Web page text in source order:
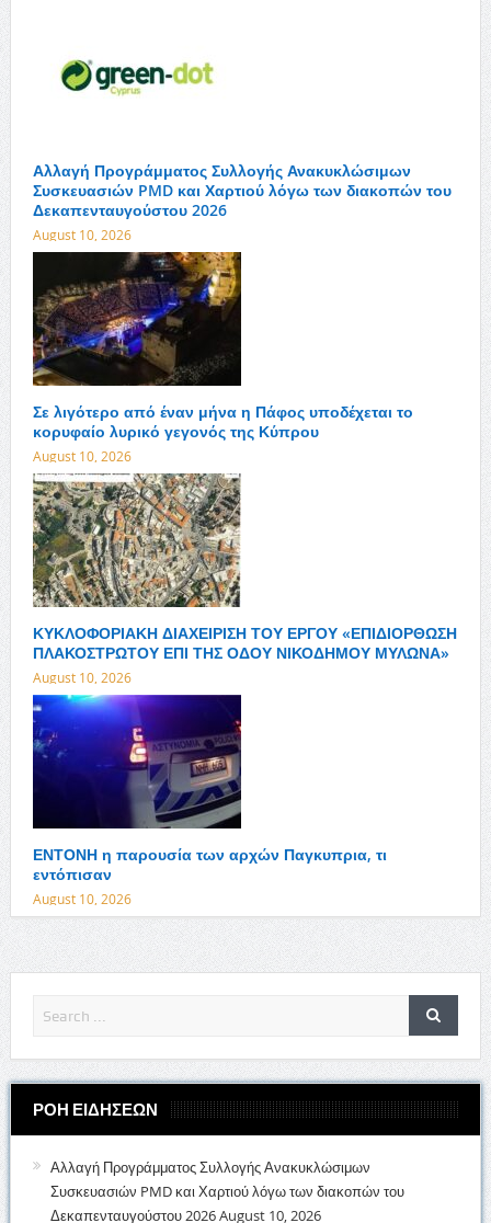
Αλλαγή Προγράμματος Συλλογής Ανακυκλώσιμων
Συσκευασιών PMD και Χαρτιού λόγω των διακοπών του
Δεκαπενταυγούστου 2026
August 10, 2026
Σε λιγότερο από έναν μήνα η Πάφος υποδέχεται το
κορυφαίο λυρικό γεγονός της Κύπρου
August 10, 2026
ΚΥΚΛΟΦΟΡΙΑΚΗ ΔΙΑΧΕΙΡΙΣΗ ΤΟΥ ΕΡΓΟΥ «ΕΠΙΔΙΟΡΘΩΣΗ
ΠΛΑΚΟΣΤΡΩΤΟΥ ΕΠΙ ΤΗΣ ΟΔΟΥ ΝΙΚΟΔΗΜΟΥ ΜΥΛΩΝΑ»
August 10, 2026
ΕΝΤΟΝΗ η παρουσία των αρχών Παγκυπρια, τι
εντόπισαν
August 10, 2026
ΡΟΗ ΕΙΔΗΣΕΩΝ
Αλλαγή Προγράμματος Συλλογής Ανακυκλώσιμων
Συσκευασιών PMD και Χαρτιού λόγω των διακοπών του
Δεκαπενταυγούστου 2026August 10, 2026